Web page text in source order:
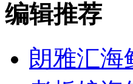
编辑推荐
朗雅汇海